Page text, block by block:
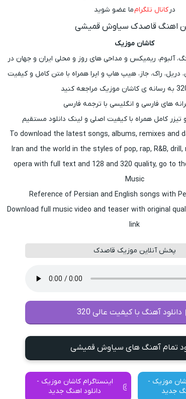
در کانال تلگرامما عضو شوید
اهنگ قاصدک سیاوش قمیشی
کاشان موزیک
آلبوم، ریمیکس و مداحی های روز و محلی ایران و جهان در
دریل، راک، جاز، هیپ هاپ و اپرا همراه با متن کامل و کیفیت
های فارسی و انگلیسی با ترجمه فارسی
تیزر کامل همراه با کیفیت اصلی و لینک دانلود مستقیم
To download the latest songs, albums, remixes and
Iran and the world in the styles of pop, rap, R&B, drill,
opera with full text and 128 and 320 quality, go to
Music
Reference of Persian and English songs with
Download full music video and teaser with original
link
پخش آنلاین موزیک قاصدک
دانلود آهنگ با کیفیت عالی 320
تمام آهنگ های سیاوش قمیشی
موزیک -
جدید
اینستاگرام کاشان موزیک -
دانلود اهنگ جدید